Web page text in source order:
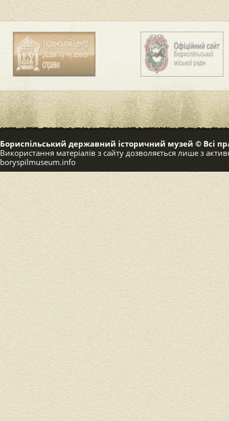
Бориспільський державний історичний музей © Всі
Використання матеріалів з сайту дозволяється лише з
boryspilmuseum.info